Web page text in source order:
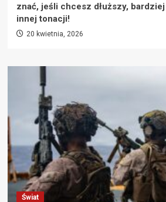
znać, jeśli chcesz dłuższy,
innej tonacji!
20 kwietnia, 2026
Świat